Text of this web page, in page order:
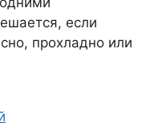
если
прохладно или